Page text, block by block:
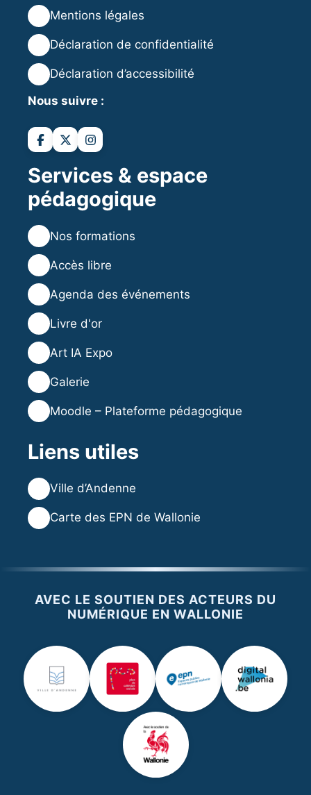
Mentions légales
Déclaration de confidentialité
Déclaration d’accessibilité
Nous suivre :
Services & espace
pédagogique
Nos formations
Accès libre
Agenda des événements
Livre d'or
Art IA Expo
Galerie
Moodle – Plateforme pédagogique
Liens utiles
Ville d’Andenne
Carte des EPN de Wallonie
AVEC LE SOUTIEN DES ACTEURS DU
NUMÉRIQUE EN WALLONIE